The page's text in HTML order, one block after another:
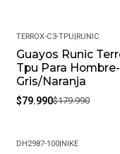
-56%
TERROX-C3-TPU|RUNIC
Guayos Runic
Tpu Para Hombre-
Gris/Naranja
$79.990$179.990
DH2987-100|NIKE